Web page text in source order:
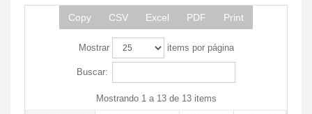
Copy CSV Excel PDF Print
Mostrar items por página
Buscar:
Mostrando 1 a 13 de 13 items